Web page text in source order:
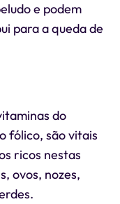
e podem
para a queda de
do
fólico, são vitais
ricos nestas
ovos, nozes,